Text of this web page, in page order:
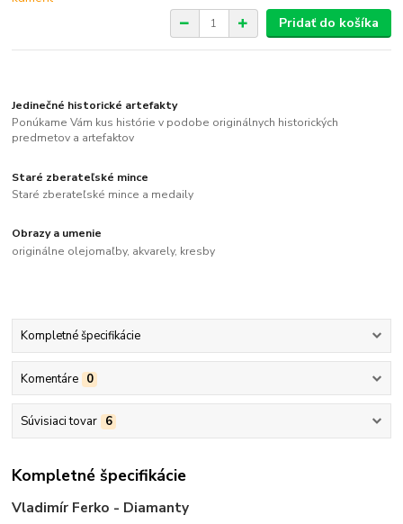
Pridať do košíka
Jedinečné historické artefakty
Ponúkame Vám kus histórie v podobe originálnych historických
predmetov a artefaktov
Staré zberateľské mince
Staré zberateľské mince a medaily
Obrazy a umenie
originálne olejomaľby, akvarely, kresby
Kompletné špecifikácie
Komentáre 0
Súvisiaci tovar 6
Kompletné špecifikácie
Vladimír Ferko - Diamanty